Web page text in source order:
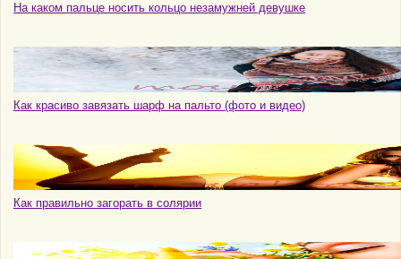
На каком пальце носить кольцо незамужней девушке
Как красиво завязать шарф на пальто (фото и видео)
Как правильно загорать в солярии